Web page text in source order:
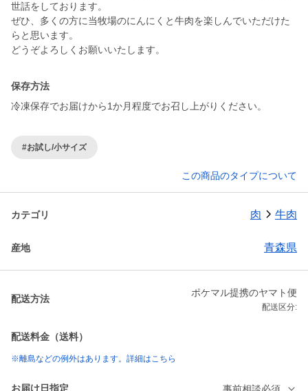
世話をしております。
ぜひ、多くの方に当牧場のにんにくと牛肉を楽しんでいただけた
らと思います。
どうぞよろしくお願いいたします。
保存方法
冷凍保存でお届けから1か月程度でお召し上がりください。
#お試し/小サイズ
この商品のタイプについて
カテゴリ 肉 牛肉
産地 青森県
配送方法
ポケマル提携のヤマト便
配送区分:
配送料金（送料）
※離島などの例外はあります。詳細はこちら
お届け日指定 事前相談必須